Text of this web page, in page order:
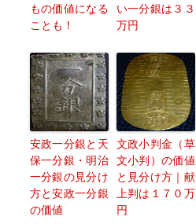
もの価値になる
ことも！
い一分銀は３３
万円
安政一分銀と天
保一分銀・明治
一分銀の見分け
方と安政一分銀
の価値
文政小判金（草
文小判）の価値
と見分け方｜献
上判は１７０万
円